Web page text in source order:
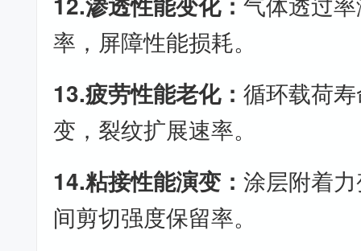
率，屏障性能损耗。
13.疲劳性能老化：循环载荷
变，裂纹扩展速率。
14.粘接性能演变：涂层附着
间剪切强度保留率。